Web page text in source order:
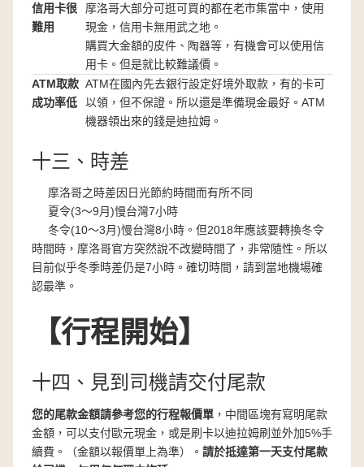
信用卡很
難用
摩洛哥大部分可逛可買的都在老市集當中，使用
現金，信用卡無用武之地。
購買大金額的皮件、陶器等，有機會可以使用信
用卡。但是就比較難議價。
ATM取款
成功率低
ATM在國內先去銀行設定好境外取款，有的卡可
以領，但不保證。所以還是準備現金最好。ATM
機器領出來的錢是迪拉姆。
十三、時差
摩洛哥之時差因日光節約時間而有所不同
夏令(3～9月)慢台灣7小時
冬令(10～3月)慢台灣8小時。但2018年應該要轉換冬令
時間時，摩洛哥官方突然說不改變時間了，非常隨性。所以
目前似乎冬季時差仍是7小時。確切時間，請到當地機場確
認最準。
【行程開始】
十四、見到司機請交付尾款
您的尾款金額請參考您的行程報價單 ，中間區塊有寫明尾款
金額，可以支付歐元現金，或是刷卡以迪拉姆刷並外加5%手
續費。（金額以報價單上為準）。 請於抵達第一天支付尾款